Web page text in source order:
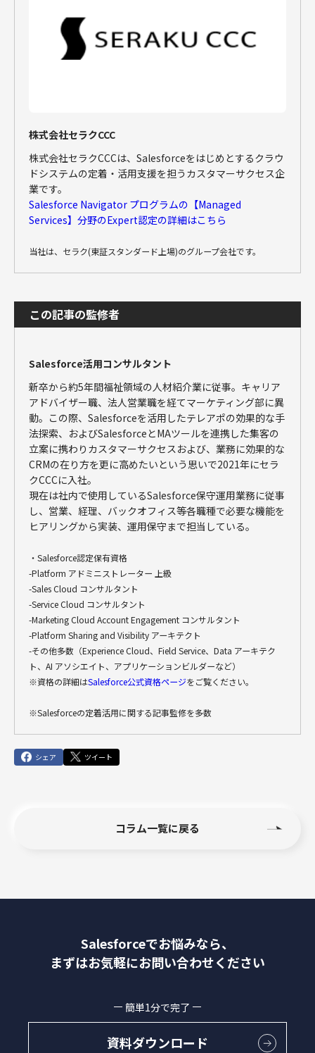
株式会社セラクCCC
株式会社セラクCCCは、Salesforceをはじめとするクラウ
ドシステムの定着・活用支援を担うカスタマーサクセス企
業です。
Salesforce Navigator プログラムの【Managed
Services】分野のExpert認定の詳細はこちら
当社は、セラク(東証スタンダード上場)のグループ会社です。
この記事の監修者
Salesforce活用コンサルタント
新卒から約5年間福祉領域の人材紹介業に従事。キャリア
アドバイザー職、法人営業職を経てマーケティング部に異
動。この際、Salesforceを活用したテレアポの効果的な手
法探索、およびSalesforceとMAツールを連携した集客の
立案に携わりカスタマーサクセスおよび、業務に効果的な
CRMの在り方を更に高めたいという思いで2021年にセラ
クCCCに入社。
現在は社内で使用しているSalesforce保守運用業務に従事
し、営業、経理、バックオフィス等各職種で必要な機能を
ヒアリングから実装、運用保守まで担当している。
・Salesforce認定保有資格
-Platform アドミニストレーター 上級
-Sales Cloud コンサルタント
-Service Cloud コンサルタント
-Marketing Cloud Account Engagement コンサルタント
-Platform Sharing and Visibility アーキテクト
-その他多数（Experience Cloud、Field Service、Data アーキテク
ト、AI アソシエイト、アプリケーションビルダーなど）
※資格の詳細はSalesforce公式資格ページをご覧ください。
※Salesforceの定着活用に関する記事監修を多数
シェア ツイート
コラム一覧に戻る
Salesforceでお悩みなら、
まずはお気軽にお問い合わせください
簡単1分で完了
資料ダウンロード